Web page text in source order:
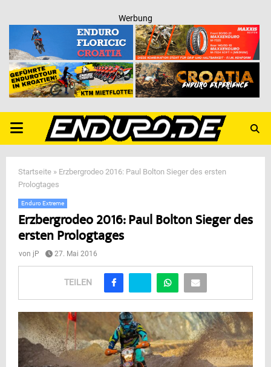
Werbung
PRIMARY
MENU
Startseite » Erzbergrodeo 2016: Paul Bolton Sieger des ersten
Prologtages
Enduro Extreme
Erzbergrodeo 2016: Paul Bolton Sieger des
ersten Prologtages
von jP 27. Mai 2016
TEILEN